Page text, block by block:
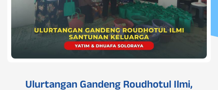
Ulurtangan Gandeng Roudhotul Ilmi,